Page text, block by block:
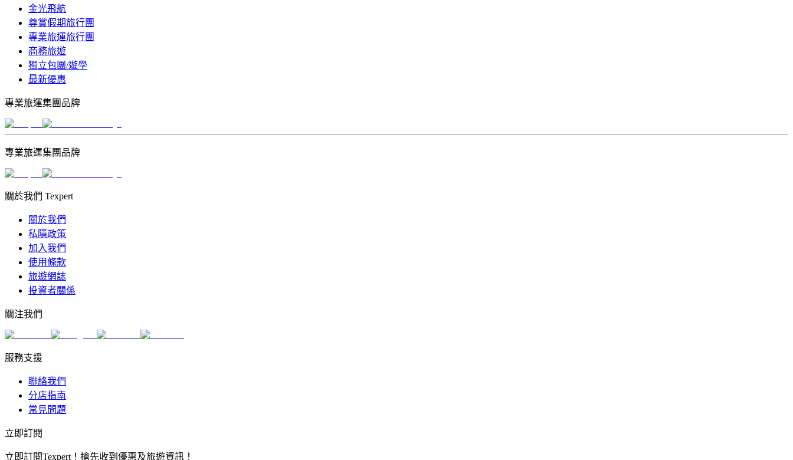
金光飛航
尊賞假期旅行團
專業旅運旅行團
商務旅遊
獨立包團/遊學
最新優惠
專業旅運集團品牌
專業旅運集團品牌
關於我們 Texpert
關於我們
私隱政策
加入我們
使用條款
旅遊網誌
投資者關係
關注我們
服務支援
聯絡我們
分店指南
常見問題
立即訂閱
立即訂閱Texpert！搶先收到優惠及旅遊資訊！